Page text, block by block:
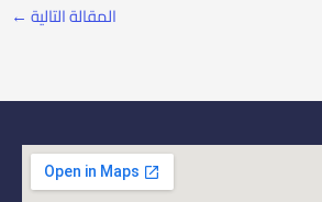
المقالة التالية ←